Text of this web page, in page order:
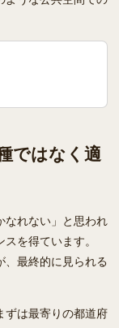
ではなく適
なれない」と思われ
を得ています。
、最終的に見られる
は最寄りの都道府